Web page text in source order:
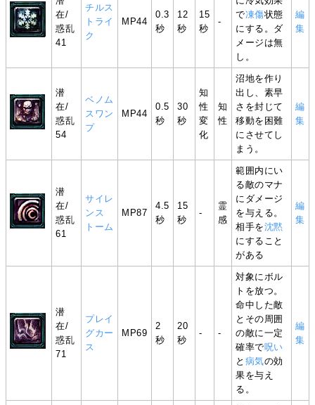
在/
惑乱
41
チルス
トライ
ク
MP44
0.3
秒
12
秒
15
秒
-
で凍傷状態
にする。ダ
メージは無
し。
編
集
潜
在/
惑乱
54
ベノム
スワン
プ
MP44
0.5
秒
30
秒
知
性
変
化
知
性
沼地を作り
出し、素早
さを封じて
移動を困難
にさせてし
まう。
編
集
潜
在/
惑乱
61
サイレ
ンス
トーム
MP87
4.5
秒
15
秒
-
霊
感
範囲内にい
る敵のマナ
にダメージ
を与える。
相手を沈黙
にすること
がある
編
集
潜
在/
惑乱
71
プレイ
グカー
ス
MP69
2
秒
20
秒
- -
対象にボル
トを放つ。
命中した敵
とその周囲
の敵に一定
確率で呪い
と 病気の効
果を与え
る。
編
集